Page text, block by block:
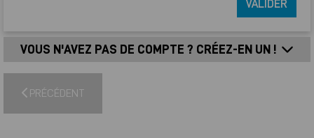
VALIDER
VOUS N'AVEZ PAS DE COMPTE ? CRÉEZ-EN UN !
PRÉCÉDENT